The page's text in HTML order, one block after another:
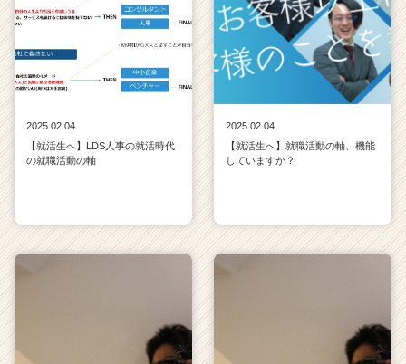
2025.02.04
【就活生へ】LDS人事の就活時代
の就職活動の軸
2025.02.04
【就活生へ】就職活動の軸、機能
していますか？